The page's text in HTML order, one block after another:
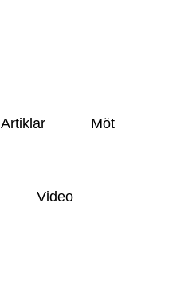
Artiklar Möt
Video